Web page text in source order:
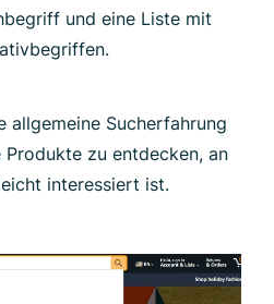
und eine Liste mit
allgemeine Sucherfahrung
zu entdecken, an
interessiert ist.